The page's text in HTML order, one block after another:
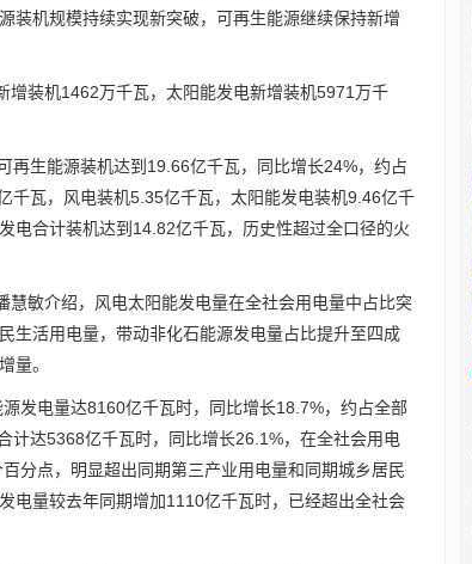
装机规模持续实现新突破，可再生能源继续保持新增
增装机1462万千瓦，太阳能发电新增装机5971万千
再生能源装机达到19.66亿千瓦，同比增长24%，约占
千瓦，风电装机5.35亿千瓦，太阳能发电装机9.46亿千
电合计装机达到14.82亿千瓦，历史性超过全口径的火
慧敏介绍，风电太阳能发电量在全社会用电量中占比突
生活用电量，带动非化石能源发电量占比提升至四成
量。
发电量达8160亿千瓦时，同比增长18.7%，约占全部
计达5368亿千瓦时，同比增长26.1%，在全社会用电
分点，明显超出同期第三产业用电量和同期城乡居民
电量较去年同期增加1110亿千瓦时，已经超出全社会